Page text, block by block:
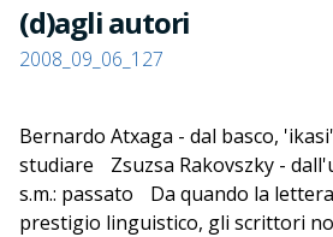
(d)agli autori
2008_09_06_127
Bernardo Atxaga - dal basco,
studiare Zsuzsa Rakovszky -
s.m.: passato Da quando la
prestigio linguistico, gli scrittori